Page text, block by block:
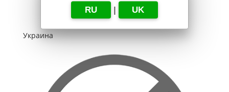
RU | UK
Украина